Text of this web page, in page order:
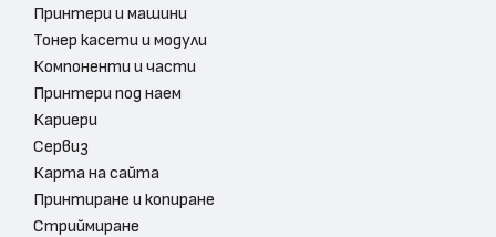
Принтери и машини
Тонер касети и модули
Компоненти и части
Принтери под наем
Кариери
Сервиз
Карта на сайта
Принтиране и копиране
Стриймиране